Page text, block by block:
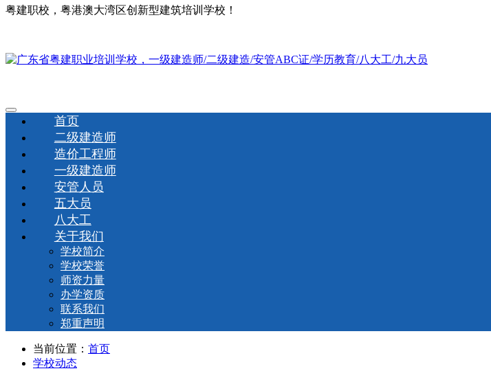
粤建职校，粤港澳大湾区创新型建筑培训学校！
首页
二级建造师
造价工程师
一级建造师
安管人员
五大员
八大工
关于我们
学校简介
学校荣誉
师资力量
办学资质
联系我们
郑重声明
当前位置： 首页
学校动态